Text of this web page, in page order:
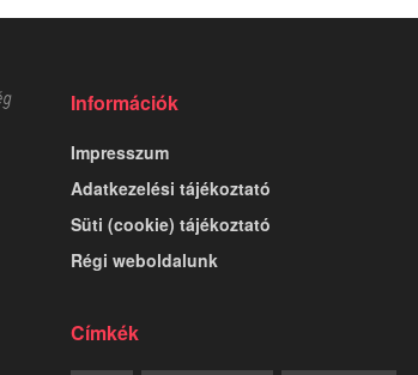
Információk
Impresszum
Adatkezelési tájékoztató
Süti (cookie) tájékoztató
Régi weboldalunk
Címkék